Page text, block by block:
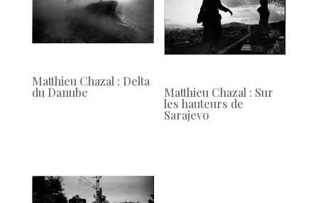
Matthieu Chazal : Delta
du Danube Matthieu Chazal : Sur
les hauteurs de
Sarajevo